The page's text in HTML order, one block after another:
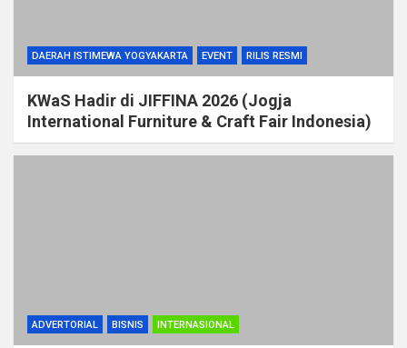
DAERAH ISTIMEWA YOGYAKARTA EVENT RILIS RESMI
KWaS Hadir di JIFFINA 2026 (Jogja
International Furniture & Craft Fair Indonesia)
ADVERTORIAL BISNIS INTERNASIONAL